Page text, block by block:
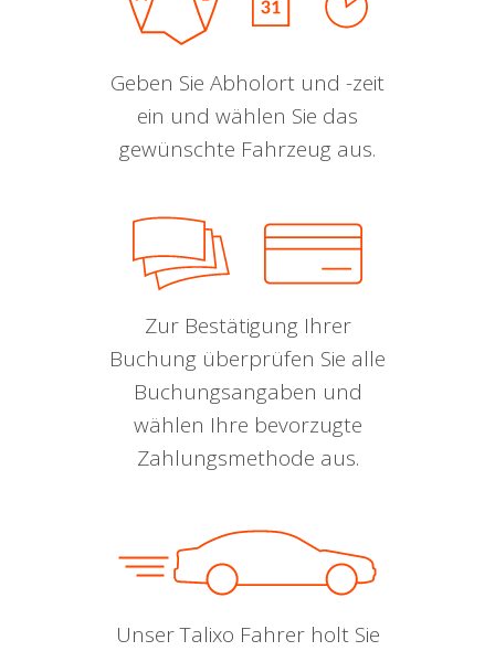
Geben Sie Abholort und -zeit
ein und wählen Sie das
gewünschte Fahrzeug aus.
Zur Bestätigung Ihrer
Buchung überprüfen Sie alle
Buchungsangaben und
wählen Ihre bevorzugte
Zahlungsmethode aus.
Unser Talixo Fahrer holt Sie